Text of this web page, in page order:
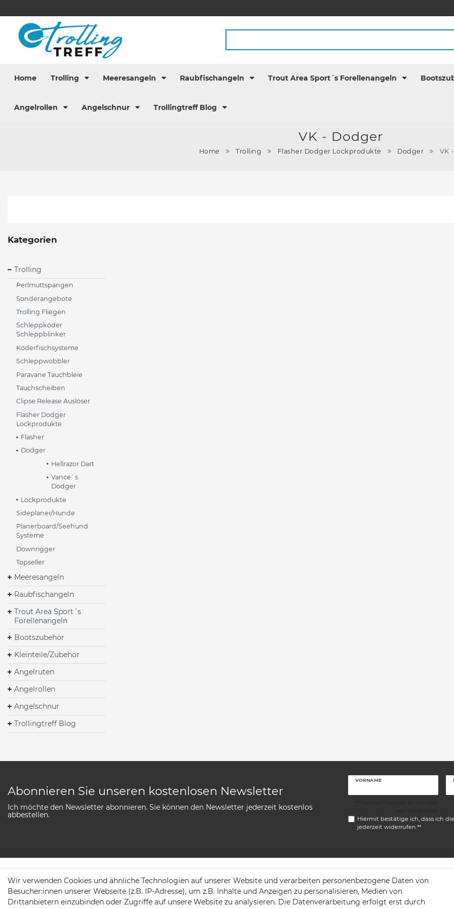
Home Trolling Meeresangeln Raubfischangeln Trout Area Sport´s Forellenangeln
Angelrollen Angelschnur Trollingtreff Blog
VK - Dodger
Home Trolling Flasher Dodger Lockprodukte Dodger VK
Kategorien
Trolling
Perlmuttspangen
Sonderangebote
Trolling Fliegen
Schleppköder
Schleppblinker
Köderfischsysteme
Schleppwobbler
Paravane Tauchbleie
Tauchscheiben
Clipse Release Auslöser
Flasher Dodger
Lockprodukte
Flasher
Dodger
Hellrazor Dart
Vance`s
Dodger
Lockprodukte
Sideplaner/Hunde
Planerboard/Seehund
Systeme
Downrigger
Topseller
Meeresangeln
Raubfischangeln
Trout Area Sport´s
Forellenangeln
Bootszubehör
Kleinteile/Zubehör
Angelruten
Angelrollen
Angelschnur
Trollingtreff Blog
Abonnieren Sie unseren kostenlosen Newsletter
Ich möchte den Newsletter abonnieren. Sie können den Newsletter jederzeit kostenlos
abbestellen.
VORNAME
Hiermit bestätige ich, dass ich die
jederzeit widerrufen.**
SERVICE KONTAKT
Wir verwenden Cookies und ähnliche Technologien auf unserer Website und verarbeiten personenbezogene Daten von
Besucher:innen unserer Webseite (z.B. IP-Adresse), um z.B. Inhalte und Anzeigen zu personalisieren, Medien von
Drittanbietern einzubinden oder Zugriffe auf unsere Website zu analysieren. Die Datenverarbeitung erfolgt erst durch